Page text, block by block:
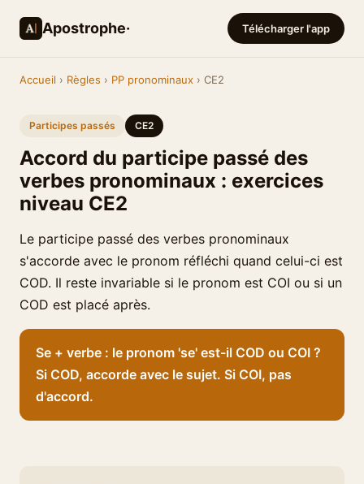
Apostrophe· Télécharger l'app
Accueil › Règles › PP pronominaux › CE2
Participes passés CE2
Accord du participe passé des
verbes pronominaux : exercices
niveau CE2
Le participe passé des verbes pronominaux
s'accorde avec le pronom réfléchi quand celui-ci est
COD. Il reste invariable si le pronom est COI ou si un
COD est placé après.
Se + verbe : le pronom 'se' est-il COD ou COI ?
Si COD, accorde avec le sujet. Si COI, pas
d'accord.